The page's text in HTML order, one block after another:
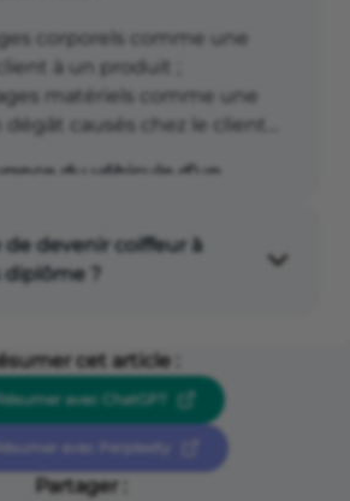
corporels comme une
à un produit ;
matériels comme une
dégât causés chez le client…
du véhicule d’un
de devenir coiffeur à
diplôme ?
détenirun diplôme de
BTS par exemple).
expérience professionnelle
sur le territoire de
(UE) ou de l’Espace
cet article :
avec ChatGPT
Résumer avec Perplexity
Partager :